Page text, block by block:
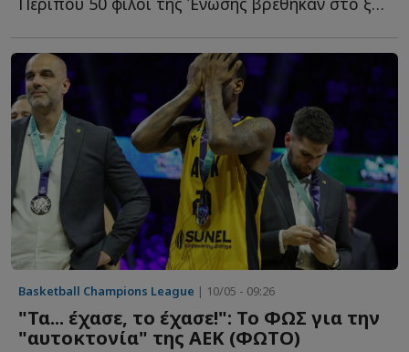
Basketball Champions League | 10/05 - 09:26
"Τα... έχασε, το έχασε!": Το ΦΩΣ για την
"αυτοκτονία" της ΑΕΚ (ΦΩΤΟ)